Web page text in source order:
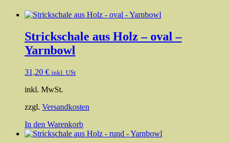
Strickschale aus Holz – oval –
Yarnbowl
31,20 € inkl. USt
inkl. MwSt.
zzgl. Versandkosten
In den Warenkorb